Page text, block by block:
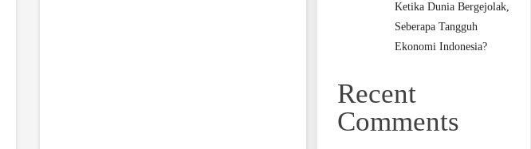
Ketika Dunia Bergejolak,
Seberapa Tangguh
Ekonomi Indonesia?
Recent
Comments